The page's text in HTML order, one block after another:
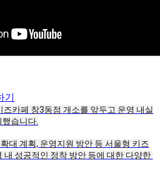
카페 창3동점 개소를 앞두고 운영 내실
습니다.
대 계획, 운영지원 방안 등 서울형 키즈
내 성공적인 정착 방안 등에 대한 다양한